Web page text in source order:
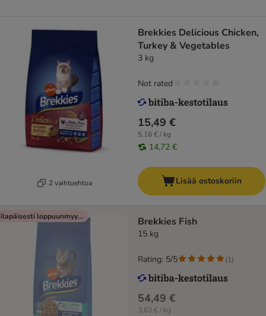
2 vaihtoehtoa
Brekkies Delicious Chicken,
Turkey & Vegetables
3 kg
15,49 €
5,16 € / kg
14,72 €
Not rated
Lisää ostoskoriin
Tilapäisesti loppuunmyyty Brekkies Fish
15 kg
54,49 €
3,63 € / kg
Rating: 5/5 (1)